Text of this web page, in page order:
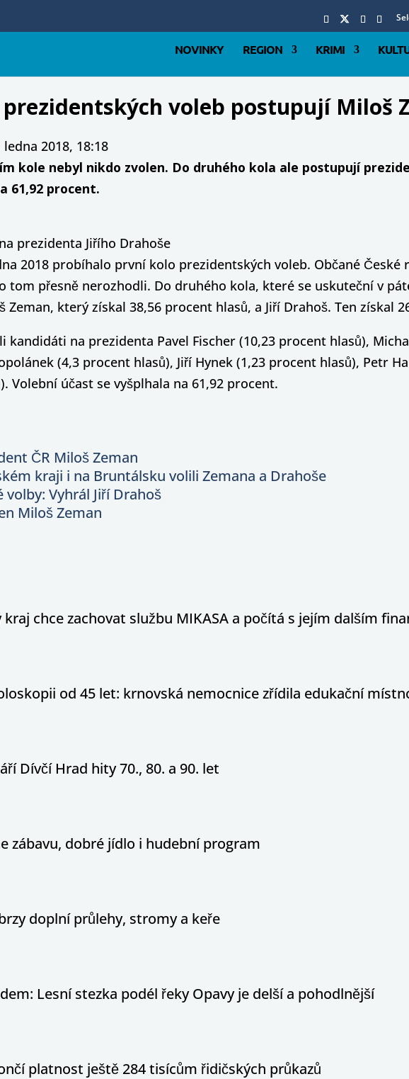
NOVINKY REGION KRIMI
voleb postupují Miloš
ledna 2018, 18:18
kole nebyl nikdo zvolen. Do druhého kola ale postupují
61,92 procent.
prezidenta Jiřího Drahoše
2018 probíhalo první kolo prezidentských voleb. Občané
tom přesně nerozhodli. Do druhého kola, které se uskuteční v
který získal 38,56 procent hlasů, a Jiří Drahoš. Ten získal
na prezidenta Pavel Fischer (10,23 procent hlasů),
(4,3 procent hlasů), Jiří Hynek (1,23 procent hlasů), Petr
Volební účast se vyšplhala na 61,92 procent.
ČR Miloš Zeman
kraji i na Bruntálsku volili Zemana a Drahoše
Vyhrál Jiří Drahoš
Miloš Zeman
kraj chce zachovat službu MIKASA a počítá s jejím dalším
od 45 let: krnovská nemocnice zřídila edukační
Dívčí Hrad hity 70., 80. a 90. let
zábavu, dobré jídlo i hudební program
doplní průlehy, stromy a keře
Lesní stezka podél řeky Opavy je delší a pohodlnější
platnost ještě 284 tisícům řidičských průkazů